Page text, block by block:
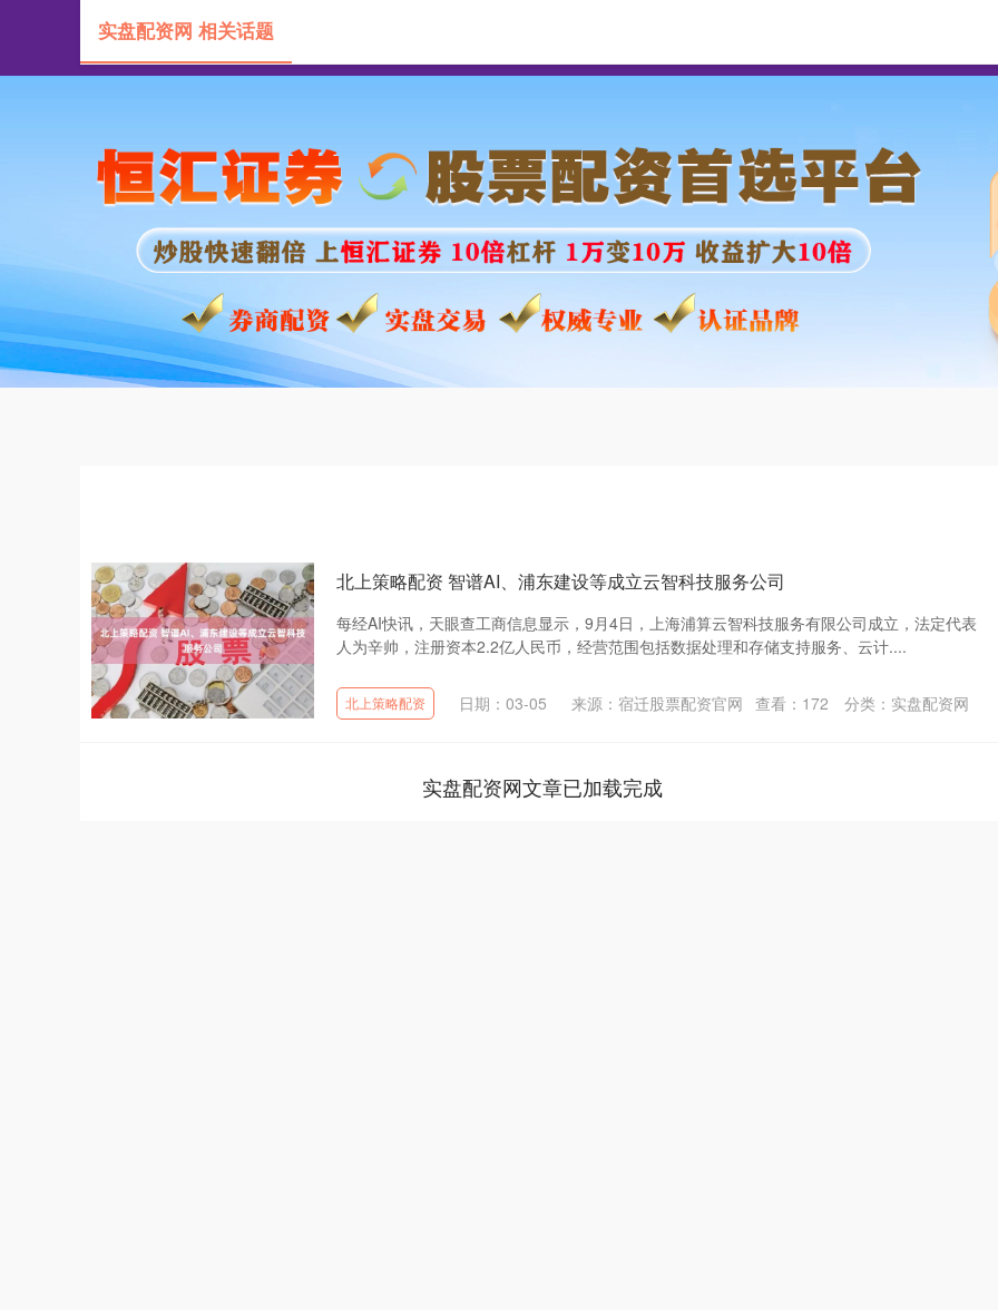
实盘配资网 相关话题
北上策略配资 智谱AI、浦东建设等成立云智科技服务公司
每经AI快讯，天眼查工商信息显示，9月4日，上海浦算云智科技服务有限公司成立，法定代表
人为辛帅，注册资本2.2亿人民币，经营范围包括数据处理和存储支持服务、云计....
北上策略配资 日期：03-05 来源：宿迁股票配资官网 查看： 172 分类： 实盘配资网
实盘配资网文章已加载完成